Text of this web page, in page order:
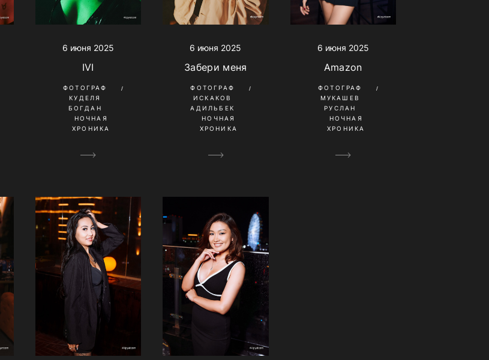
6 июня 2025
IVI
ФОТОГРАФ
КУДЕЛЯ
БОГДАН
НОЧНАЯ
ХРОНИКА
6 июня 2025
Забери меня
ФОТОГРАФ
ИСКАКОВ
АДИЛЬБЕК
НОЧНАЯ
ХРОНИКА
6 июня 2025
Amazon
ФОТОГРАФ
МУКАШЕВ
РУСЛАН
НОЧНАЯ
ХРОНИКА